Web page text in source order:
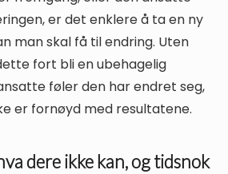
er det enklere å ta en ny
man skal få til endring. Uten
fort bli en ubehagelig
føler den har endret seg,
er fornøyd med resultatene.
dere ikke kan, og tidsnok